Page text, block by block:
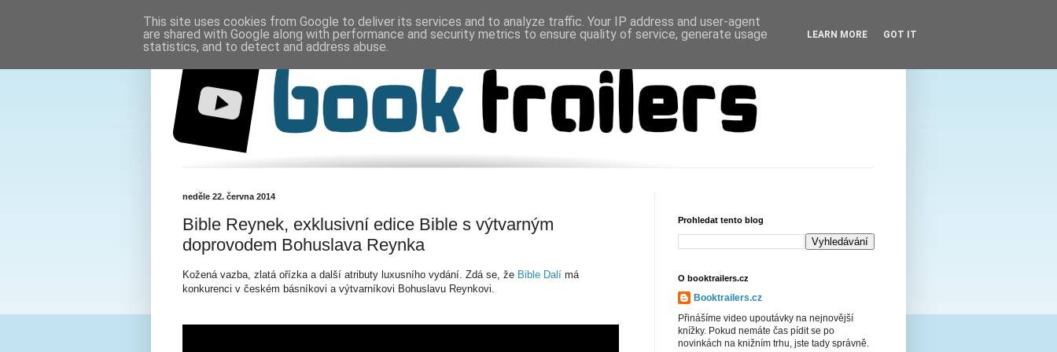
neděle 22. června 2014
Bible Reynek, exklusivní edice Bible s výtvarným
doprovodem Bohuslava Reynka
Kožená vazba, zlatá ořízka a další atributy luxusního vydání. Zdá se, že Bible Dalí má
konkurenci v českém básníkovi a výtvarníkovi Bohuslavu Reynkovi.
Prohledat tento blog
O booktrailers.cz
Booktrailers.cz
Přinášíme video upoutávky na nejnovější
knížky. Pokud nemáte čas pídit se po
novinkách na knižním trhu, jste tady správně.
This site uses cookies from Google to deliver its services and to analyze traffic. Your IP address and user-agent
are shared with Google along with performance and security metrics to ensure quality of service, generate usage
statistics, and to detect and address abuse.
LEARN MORE GOT IT